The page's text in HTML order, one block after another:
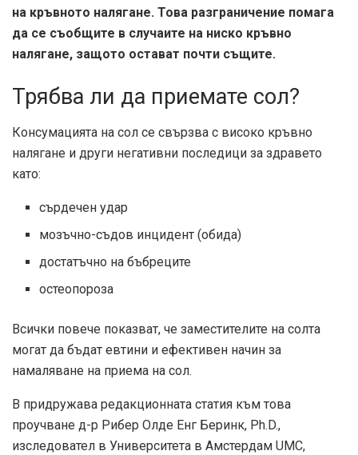
на кръвното налягане. Това разграничение помага
да се съобщите в случаите на ниско кръвно
налягане, защото остават почти същите.
Трябва ли да приемате сол?
Консумацията на сол се свързва с високо кръвно
налягане и други негативни последици за здравето
като:
сърдечен удар
мозъчно-съдов инцидент (обида)
достатъчно на бъбреците
остеопороза
Всички повече показват, че заместителите на солта
могат да бъдат евтини и ефективен начин за
намаляване на приема на сол.
В придружава редакционната статия към това
проучване д-р Рибер Олде Енг Беринк, Ph.D.,
изследовател в Университета в Амстердам UMC,